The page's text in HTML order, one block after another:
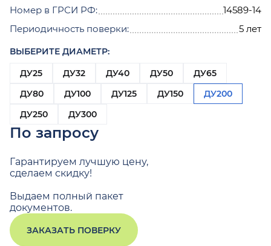
Номер в ГРСИ РФ:
14589-14
Периодичность поверки:
5 лет
ВЫБЕРИТЕ ДИАМЕТР:
ДУ25
ДУ32 ДУ40 ДУ50
ДУ65
ДУ80
ДУ100 ДУ125 ДУ150
ДУ200
ДУ250
ДУ300
По запросу
Гарантируем лучшую цену,
сделаем скидку!
Выдаем полный пакет
документов.
ЗАКАЗАТЬ ПОВЕРКУ